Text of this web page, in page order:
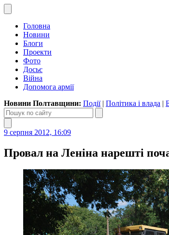
Головна
Новини
Блоги
Проекти
Фото
Досьє
Війна
Допомога армії
Новини Полтавщини: Події| Політика і влада |
9 серпня 2012, 16:09
Провал на Леніна нарешті